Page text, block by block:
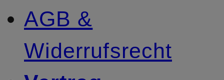
AGB &
Widerrufsrecht